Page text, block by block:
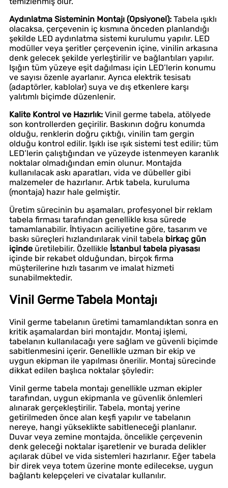
Aydınlatma Sisteminin Montajı (Opsiyonel): Tabela ışıklı
olacaksa, çerçevenin iç kısmına önceden planlandığı
şekilde LED aydınlatma sistemi kurulumu yapılır. LED
modüller veya şeritler çerçevenin içine, vinilin arkasına
denk gelecek şekilde yerleştirilir ve bağlantıları yapılır.
Işığın tüm yüzeye eşit dağılması için LED’lerin konumu
ve sayısı özenle ayarlanır. Ayrıca elektrik tesisatı
(adaptörler, kablolar) suya ve dış etkenlere karşı
yalıtımlı biçimde düzenlenir.
Kalite Kontrol ve Hazırlık: Vinil germe tabela, atölyede
son kontrollerden geçirilir. Baskının doğru konumda
olduğu, renklerin doğru çıktığı, vinilin tam gergin
olduğu kontrol edilir. Işıklı ise ışık sistemi test edilir; tüm
LED’lerin çalıştığından ve yüzeyde istenmeyen karanlık
noktalar olmadığından emin olunur. Montajda
kullanılacak askı aparatları, vida ve dübeller gibi
malzemeler de hazırlanır. Artık tabela, kuruluma
(montaja) hazır hale gelmiştir.
Üretim sürecinin bu aşamaları, profesyonel bir reklam
tabela firması tarafından genellikle kısa sürede
tamamlanabilir. İhtiyacın aciliyetine göre, tasarım ve
baskı süreçleri hızlandırılarak vinil tabela birkaç gün
içinde üretilebilir. Özellikle İstanbul tabela piyasası
içinde bir rekabet olduğundan, birçok firma
müşterilerine hızlı tasarım ve imalat hizmeti
sunabilmektedir.
Vinil Germe Tabela Montajı
Vinil germe tabelanın üretimi tamamlandıktan sonra en
kritik aşamalardan biri montajdır. Montaj işlemi,
tabelanın kullanılacağı yere sağlam ve güvenli biçimde
sabitlenmesini içerir. Genellikle uzman bir ekip ve
uygun ekipman ile yapılması önerilir. Montaj sürecinde
dikkat edilen başlıca noktalar şöyledir:
Vinil germe tabela montajı genellikle uzman ekipler
tarafından, uygun ekipmanla ve güvenlik önlemleri
alınarak gerçekleştirilir. Tabela, montaj yerine
getirilmeden önce alan keşfi yapılır ve tabelanın
nereye, hangi yükseklikte sabitleneceği planlanır.
Duvar veya zemine montajda, öncelikle çerçevenin
denk geleceği noktalar işaretlenir ve burada delikler
açılarak dübel ve vida sistemleri hazırlanır. Eğer tabela
bir direk veya totem üzerine monte edilecekse, uygun
bağlantı kelepçeleri ve civatalar kullanılır.